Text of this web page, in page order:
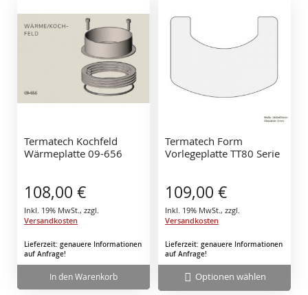
Termatech Kochfeld
Wärmeplatte 09-656
108,00 €
Inkl. 19% MwSt. , zzgl.
Versandkosten
Lieferzeit: genauere Informationen
auf Anfrage!
In den Warenkorb
Termatech Form
Vorlegeplatte TT80 Serie
109,00 €
Inkl. 19% MwSt. , zzgl.
Versandkosten
Lieferzeit: genauere Informationen
auf Anfrage!
Optionen wählen